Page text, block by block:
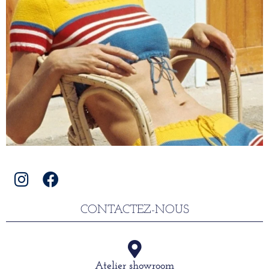
CONTACTEZ-NOUS
Atelier showroom